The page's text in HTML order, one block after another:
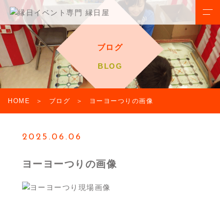
ブログ
BLOG
HOME ブログ ヨーヨーつりの画像
2025.06.06
ヨーヨーつりの画像